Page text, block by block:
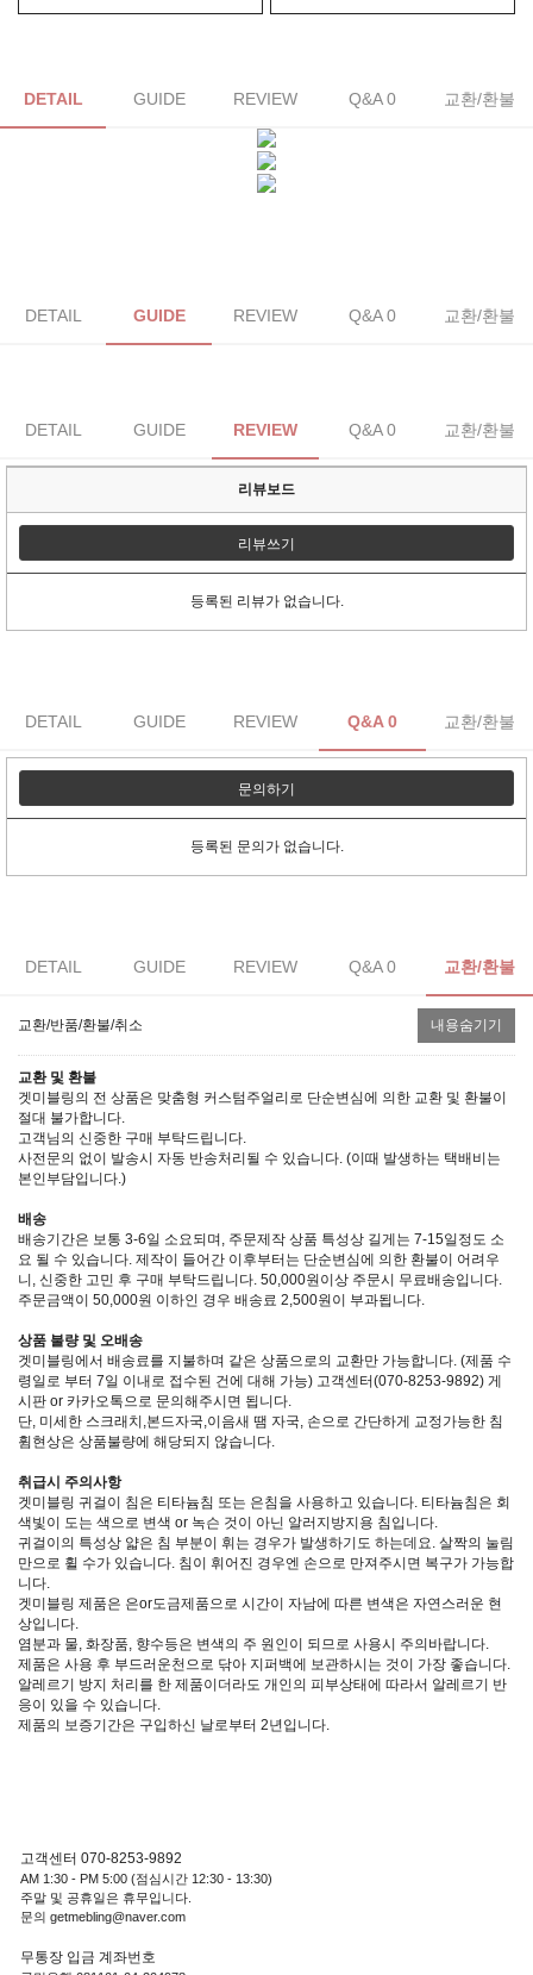
DETAIL GUIDE REVIEW Q&A 0 교환/환불
DETAIL GUIDE REVIEW Q&A 0 교환/환불
DETAIL GUIDE REVIEW Q&A 0 교환/환불
리뷰보드
리뷰쓰기
등록된 리뷰가 없습니다.
DETAIL GUIDE REVIEW Q&A 0 교환/환불
문의하기
등록된 문의가 없습니다.
DETAIL GUIDE REVIEW Q&A 0 교환/환불
교환/반품/환불/취소 내용숨기기
교환 및 환불
겟미블링의 전 상품은 맞춤형 커스텀주얼리로 단순변심에 의한 교환 및 환불이
절대 불가합니다.
고객님의 신중한 구매 부탁드립니다.
사전문의 없이 발송시 자동 반송처리될 수 있습니다. (이때 발생하는 택배비는
본인부담입니다.)
배송
배송기간은 보통 3-6일 소요되며, 주문제작 상품 특성상 길게는 7-15일정도 소
요 될 수 있습니다. 제작이 들어간 이후부터는 단순변심에 의한 환불이 어려우
니, 신중한 고민 후 구매 부탁드립니다. 50,000원이상 주문시 무료배송입니다.
주문금액이 50,000원 이하인 경우 배송료 2,500원이 부과됩니다.
상품 불량 및 오배송
겟미블링에서 배송료를 지불하며 같은 상품으로의 교환만 가능합니다. (제품 수
령일로 부터 7일 이내로 접수된 건에 대해 가능) 고객센터(070-8253-9892) 게
시판 or 카카오톡으로 문의해주시면 됩니다.
단, 미세한 스크래치,본드자국,이음새 땜 자국, 손으로 간단하게 교정가능한 침
휨현상은 상품불량에 해당되지 않습니다.
취급시 주의사항
겟미블링 귀걸이 침은 티타늄침 또는 은침을 사용하고 있습니다. 티타늄침은 회
색빛이 도는 색으로 변색 or 녹슨 것이 아닌 알러지방지용 침입니다.
귀걸이의 특성상 얇은 침 부분이 휘는 경우가 발생하기도 하는데요. 살짝의 눌림
만으로 휠 수가 있습니다. 침이 휘어진 경우엔 손으로 만져주시면 복구가 가능합
니다.
겟미블링 제품은 은or도금제품으로 시간이 자남에 따른 변색은 자연스러운 현
상입니다.
염분과 물, 화장품, 향수등은 변색의 주 원인이 되므로 사용시 주의바랍니다.
제품은 사용 후 부드러운천으로 닦아 지퍼백에 보관하시는 것이 가장 좋습니다.
알레르기 방지 처리를 한 제품이더라도 개인의 피부상태에 따라서 알레르기 반
응이 있을 수 있습니다.
제품의 보증기간은 구입하신 날로부터 2년입니다.
고객센터 070-8253-9892
AM 1:30 - PM 5:00 (점심시간 12:30 - 13:30)
주말 및 공휴일은 휴무입니다.
문의 getmebling@naver.com
무통장 입금 계좌번호